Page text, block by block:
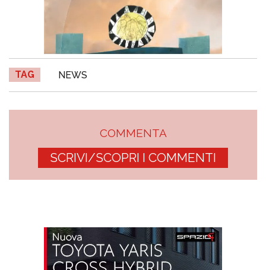
TAG NEWS
COMMENTA
SCRIVI/SCOPRI I COMMENTI